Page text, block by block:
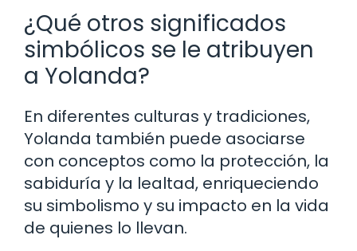
¿Qué otros significados
simbólicos se le atribuyen
a Yolanda?
En diferentes culturas y tradiciones,
Yolanda también puede asociarse
con conceptos como la protección, la
sabiduría y la lealtad, enriqueciendo
su simbolismo y su impacto en la vida
de quienes lo llevan.